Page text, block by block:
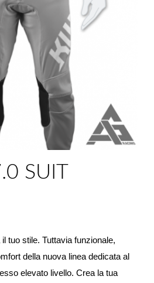
SUIT
tuo stile. Tuttavia funzionale,
della nuova linea dedicata al
motocross rimane sullo stesso elevato livello. Crea la tua